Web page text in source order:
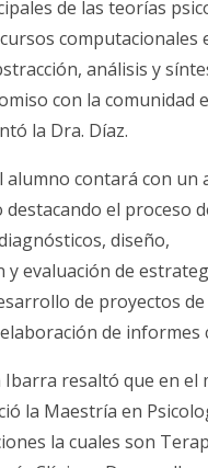
de las teorías
computacionales
análisis y
con la comunidad
la Dra. Díaz.
alumno contará con un
el proceso
diseño,
y evaluación de
de proyectos de
de informes
Ibarra resaltó que en el
la Maestría en
la cuales son